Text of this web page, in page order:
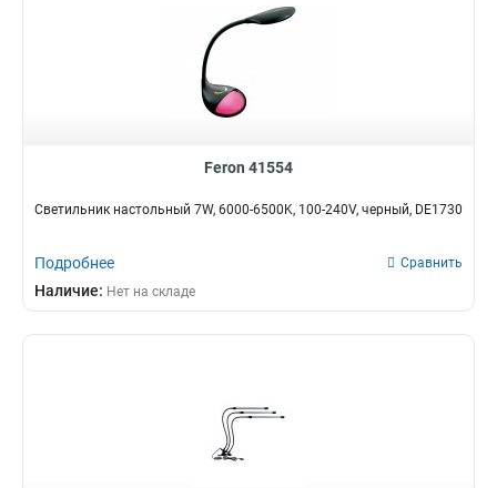
Feron 41554
Светильник настольный 7W, 6000-6500K, 100-240V, черный, DE1730
Подробнее Сравнить
Наличие: Нет на складе